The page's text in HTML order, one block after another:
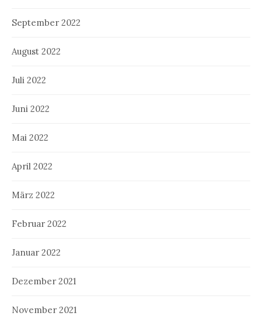
September 2022
August 2022
Juli 2022
Juni 2022
Mai 2022
April 2022
März 2022
Februar 2022
Januar 2022
Dezember 2021
November 2021